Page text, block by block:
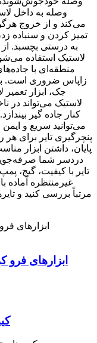
وصله به داخل
می‌کند و از خروج
تمیز کردن و سنباده
به درستی بچسبد.
لاستیک استفاده
منطقه‌ای با
زاپاس ضروری است.
جک، ابزار
لاستیک می‌تواند در
کنار جاده گیر
می‌توانید سریع و ایمن
پنچرگیری تایر برای
پایان، داشتن ابزار
دردسر شما
تایر با کیفیت، گیج،
غیرمنتظره آماده
مرتباً بررسی کنید و
ابزارهای